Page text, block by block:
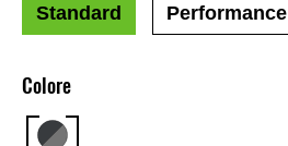
Colore
Standard Performance